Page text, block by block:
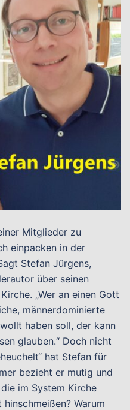
Mitglieder zu
einpacken in der
Stefan Jürgens,
über seinen
„Wer an einen Gott
männerdominierte
haben soll, der kann
glauben.“ Doch nicht
hat Stefan für
bezieht er mutig und
im System Kirche
Warum